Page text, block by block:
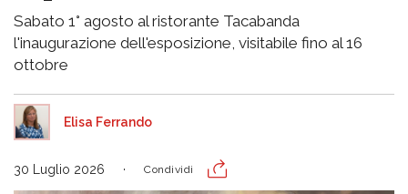
Sabato 1° agosto al ristorante Tacabanda
l'inaugurazione dell'esposizione, visitabile fino al 16
ottobre
Elisa Ferrando
30 Luglio 2026 Condividi